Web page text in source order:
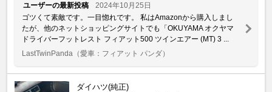
ユーザーの最新投稿
2024年10月25日
ゴツくて素敵です。一目惚れです。 私はAmazonから購入しまし
たが、他のネットショッピングサイトでも「OKUYAMA オクヤマ
ドライバーフットレスト フィアット500 ツインエアー (MT) 3 ...
LastTwinPanda （愛車：フィアット パンダ）
ダイハツ(純正)